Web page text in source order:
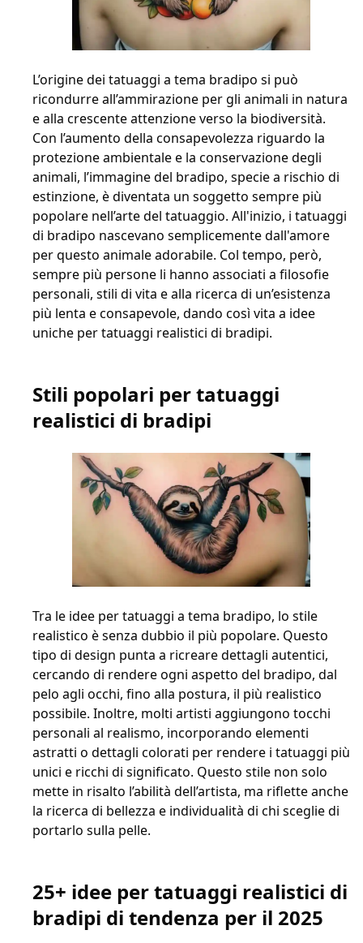
L’origine dei tatuaggi a tema bradipo si può
ricondurre all’ammirazione per gli animali in natura
e alla crescente attenzione verso la biodiversità.
Con l’aumento della consapevolezza riguardo la
protezione ambientale e la conservazione degli
animali, l’immagine del bradipo, specie a rischio di
estinzione, è diventata un soggetto sempre più
popolare nell’arte del tatuaggio. All'inizio, i tatuaggi
di bradipo nascevano semplicemente dall'amore
per questo animale adorabile. Col tempo, però,
sempre più persone li hanno associati a filosofie
personali, stili di vita e alla ricerca di un’esistenza
più lenta e consapevole, dando così vita a idee
uniche per tatuaggi realistici di bradipi.
Stili popolari per tatuaggi
realistici di bradipi
Tra le idee per tatuaggi a tema bradipo, lo stile
realistico è senza dubbio il più popolare. Questo
tipo di design punta a ricreare dettagli autentici,
cercando di rendere ogni aspetto del bradipo, dal
pelo agli occhi, fino alla postura, il più realistico
possibile. Inoltre, molti artisti aggiungono tocchi
personali al realismo, incorporando elementi
astratti o dettagli colorati per rendere i tatuaggi più
unici e ricchi di significato. Questo stile non solo
mette in risalto l’abilità dell’artista, ma riflette anche
la ricerca di bellezza e individualità di chi sceglie di
portarlo sulla pelle.
25+ idee per tatuaggi realistici di
bradipi di tendenza per il 2025